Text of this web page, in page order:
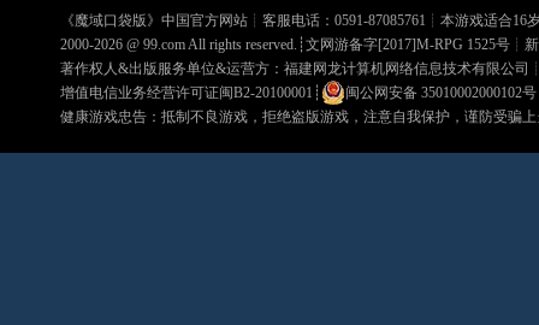
《魔域口袋版》中国官方网站┊客服电话：0591-87085761┊本游戏适合16
2000-2026 @ 99.comAll rights reserved.┊文网游备字[2017]M-RPG 1525号┊
著作权人&出版服务单位&运营方：福建网龙计算机网络信息技术有限公司
增值电信业务经营许可证闽B2-20100001 ┊ 闽公网安备 35010002000102号
健康游戏忠告：抵制不良游戏，拒绝盗版游戏，注意自我保护，谨防受骗